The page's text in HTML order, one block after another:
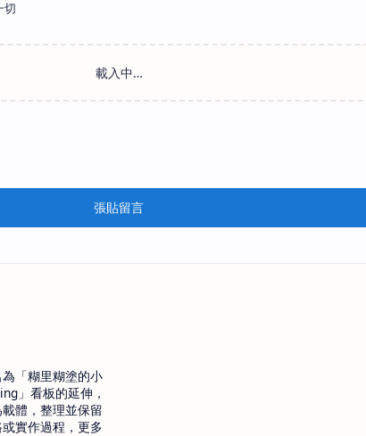
切
張貼留言
「糊里糊塗的小
」看板的延伸，
體，整理並保留
實作過程，更多